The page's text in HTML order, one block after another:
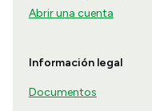
Abrir una cuenta
Información legal
Documentos